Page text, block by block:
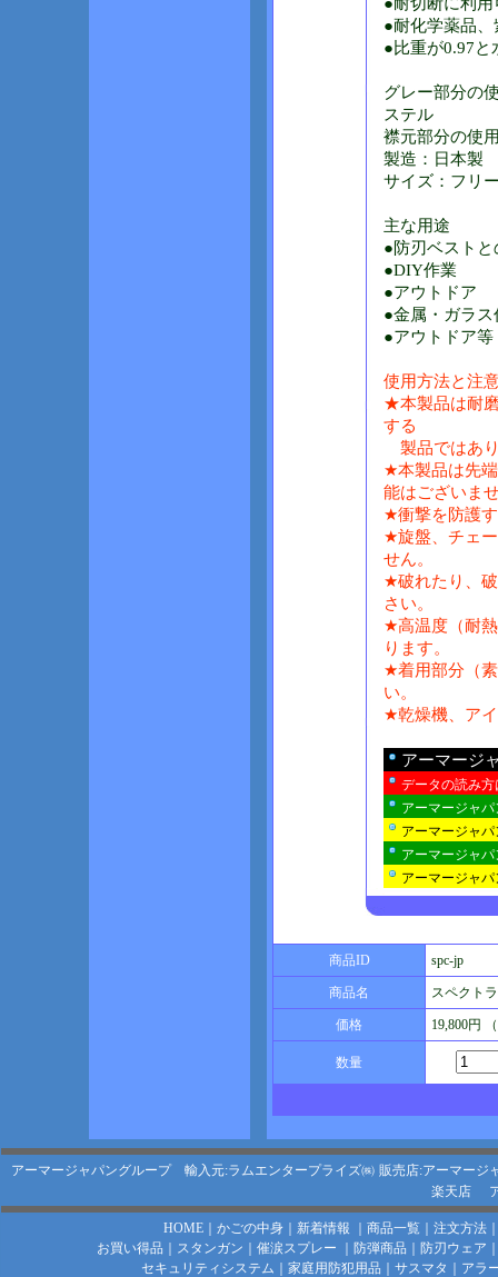
●耐化学薬品
●比重が0.97と
グレー部分の
ステル
襟元部分の使
製造：日本製
サイズ：フ
主な用途
●防刃ベストと
●DIY作業
●アウトドア
●金属・ガラス
●アウトドア等
使用方法と注
★本製品は耐
する
製品ではあ
★本製品は先
能はございま
★衝撃を防護
★旋盤、チェ
せん。
★破れたり、
さい。
★高温度（耐
ります。
★着用部分（
い。
★乾燥機、ア
アーマージ
データの読み
アーマージャ
アーマージャ
アーマージャ
アーマージャ
商品ID spc-jp
商品名 スペクト
価格 19,800円
数量
アーマージャパングループ 輸入元:ラムエンタープライズ㈱ 販売店:アーマージ
楽天店
HOME｜ かごの中身｜ 新着情報 商品一覧｜ 注文方法
お買い得品
スタンガン 催涙スプレー 防弾商品 防刃ウェア
セキュリティシステム
家庭用防犯用品 サスマタ
アラ